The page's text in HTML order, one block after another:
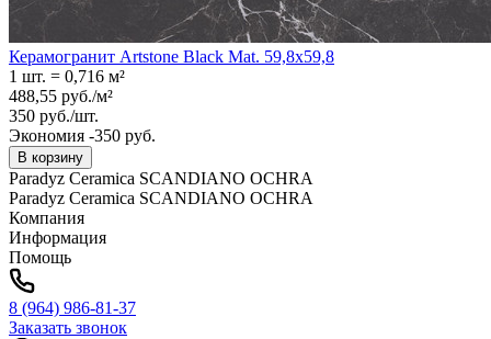
Керамогранит Artstone Black Mat. 59,8x59,8
1 шт. = 0,716 м²
488,55 руб./м²
350 руб./шт.
Экономия -350 руб.
В корзину
Paradyz Ceramica SCANDIANO OCHRA
Paradyz Ceramica SCANDIANO OCHRA
Компания
Информация
Помощь
8 (964) 986-81-37
Заказать звонок